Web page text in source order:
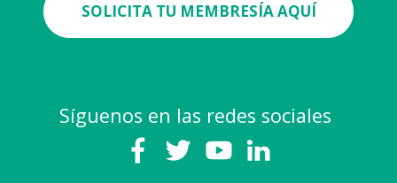
SOLICITA TU MEMBRESÍA AQUÍ
Síguenos en las redes sociales